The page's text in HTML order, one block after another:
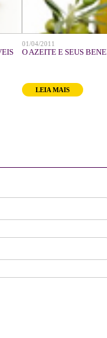
01/04/2011
O AZEITE E SEUS
LEIA MAIS